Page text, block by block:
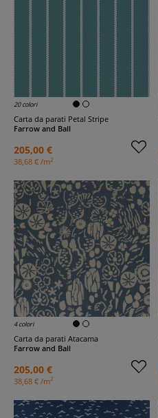
20 colori
Carta da parati Petal Stripe
Farrow and Ball
205,00 €
38,68 € /m2
4 colori
Carta da parati Atacama
Farrow and Ball
205,00 €
38,68 € /m2